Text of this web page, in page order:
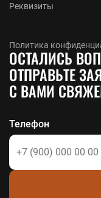
Реквизиты
Политика
ОСТАЛИСЬ
ОТПРАВЬТЕ
С ВАМИ
Телефон